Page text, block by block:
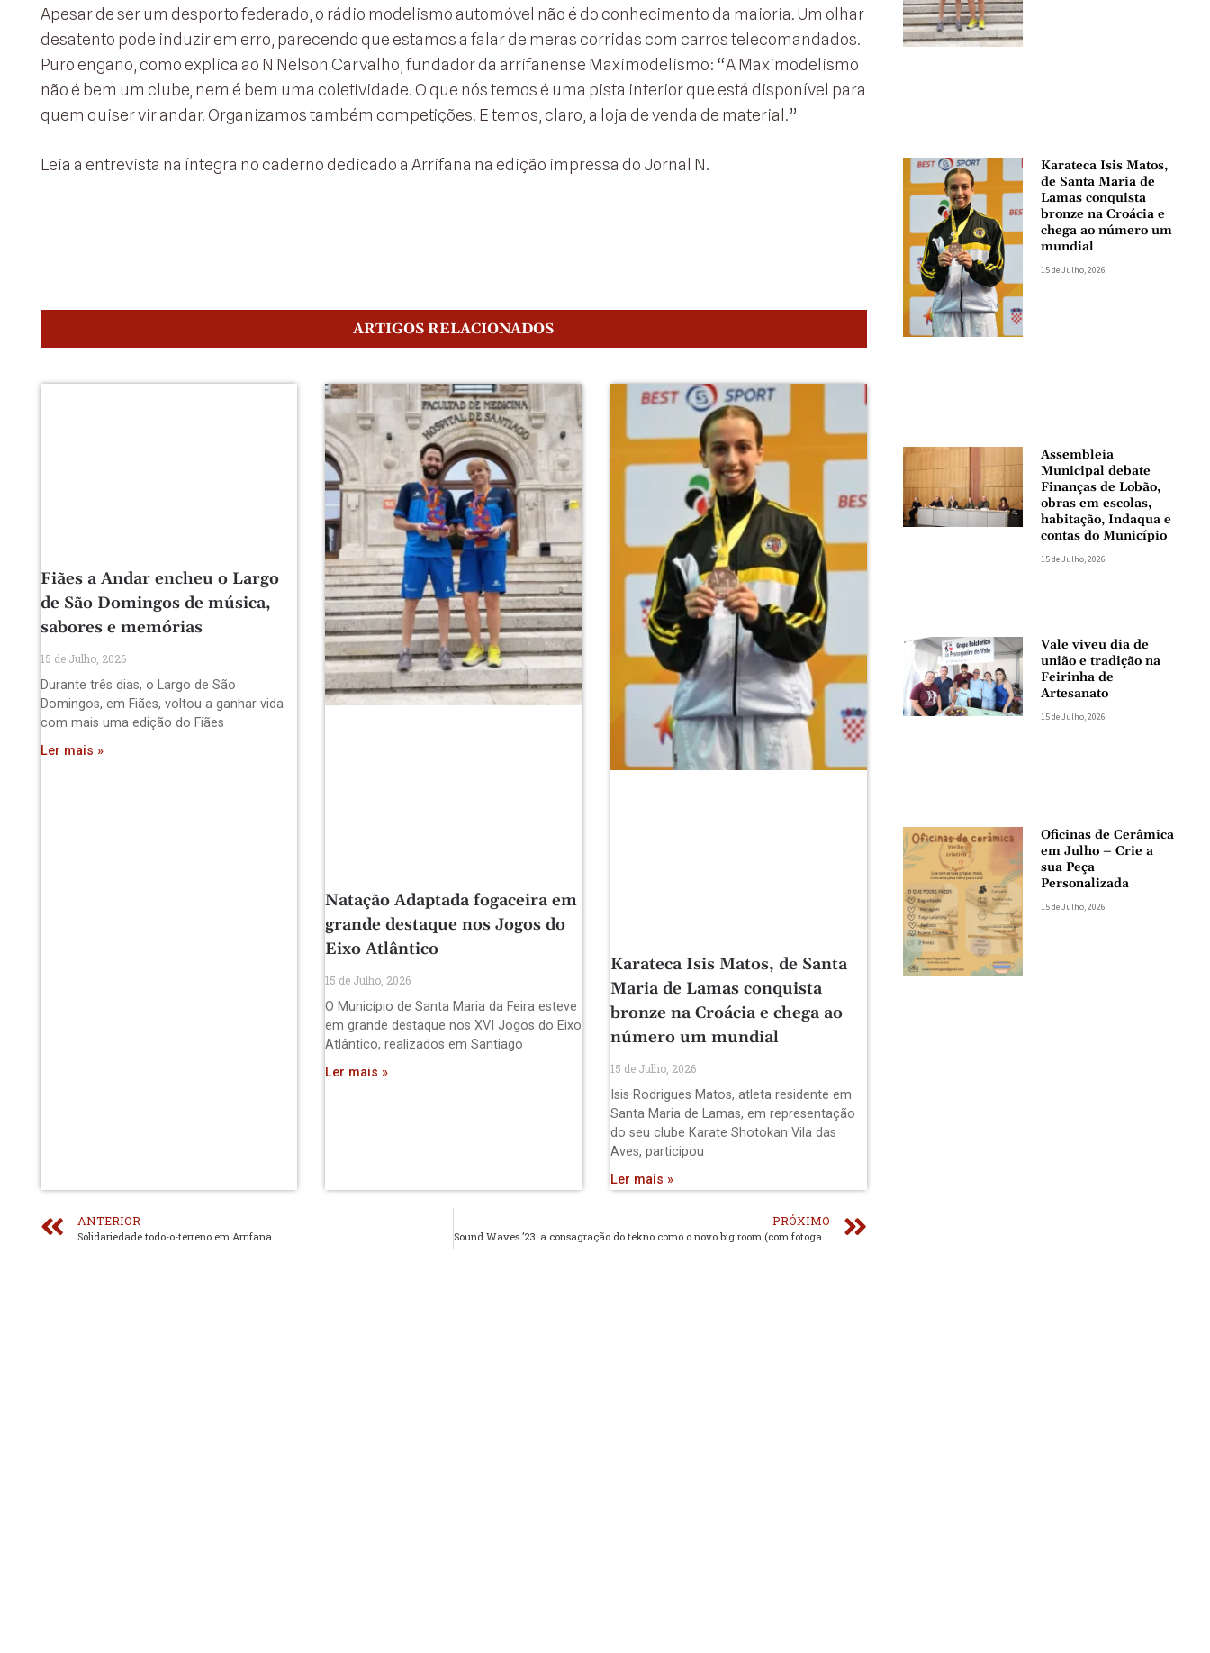
Apesar de ser um desporto federado, o rádio modelismo automóvel não é do conhecimento da maioria. Um olhar
desatento pode induzir em erro, parecendo que estamos a falar de meras corridas com carros telecomandados.
Puro engano, como explica ao N Nelson Carvalho, fundador da arrifanense Maximodelismo: “A Maximodelismo
não é bem um clube, nem é bem uma coletividade. O que nós temos é uma pista interior que está disponível para
quem quiser vir andar. Organizamos também competições. E temos, claro, a loja de venda de material.”
Leia a entrevista na íntegra no caderno dedicado a Arrifana na edição impressa do Jornal N.
ARTIGOS RELACIONADOS
Fiães a Andar encheu o Largo
de São Domingos de música,
sabores e memórias
15 de Julho, 2026
Durante três dias, o Largo de São
Domingos, em Fiães, voltou a ganhar vida
com mais uma edição do Fiães
Ler mais »
Natação Adaptada fogaceira em
grande destaque nos Jogos do
Eixo Atlântico
15 de Julho, 2026
O Município de Santa Maria da Feira esteve
em grande destaque nos XVI Jogos do Eixo
Atlântico, realizados em Santiago
Ler mais »
Karateca Isis Matos, de Santa
Maria de Lamas conquista
bronze na Croácia e chega ao
número um mundial
15 de Julho, 2026
Isis Rodrigues Matos, atleta residente em
Santa Maria de Lamas, em representação
do seu clube Karate Shotokan Vila das
Aves, participou
Ler mais »
ANTERIOR
Solidariedade todo-o-terreno em Arrifana
PRÓXIMO
Sound Waves ’23: a consagração do tekno como o novo big room (com fotogaleria)
Karateca Isis Matos,
de Santa Maria de
Lamas conquista
bronze na Croácia e
chega ao número um
mundial
15 de Julho, 2026
Assembleia
Municipal debate
Finanças de Lobão,
obras em escolas,
habitação, Indaqua e
contas do Município
15 de Julho, 2026
Vale viveu dia de
união e tradição na
Feirinha de
Artesanato
15 de Julho, 2026
Oficinas de Cerâmica
em Julho – Crie a
sua Peça
Personalizada
15 de Julho, 2026